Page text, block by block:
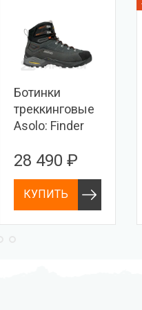
Ботинки
треккинговые
Asolo: Finder
28 490 ₽
КУПИТЬ